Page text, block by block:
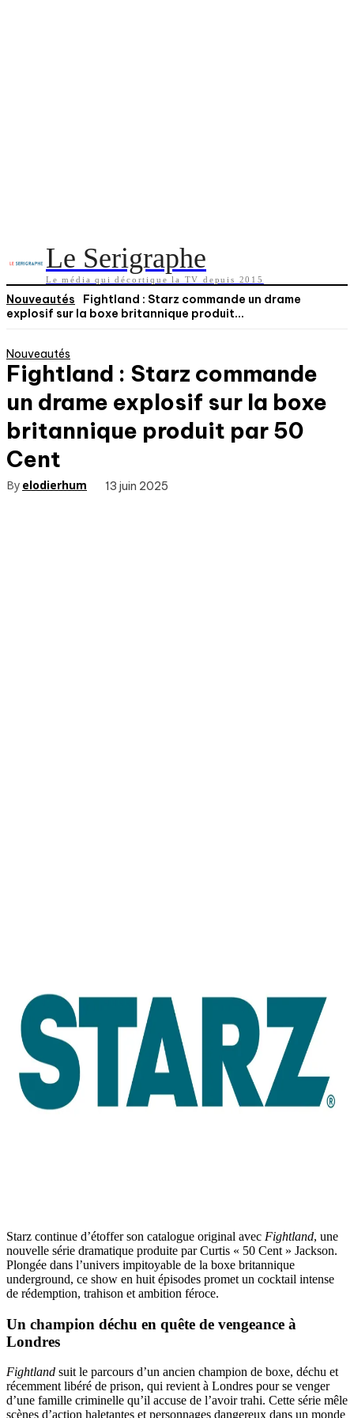
Le Serigraphe
Le média qui décortique la TV depuis 2015
Nouveautés
Fightland : Starz commande un drame
explosif sur la boxe britannique produit...
Nouveautés
Fightland : Starz commande
un drame explosif sur la boxe
britannique produit par 50
Cent
By elodierhum 13 juin 2025
Starz continue d’étoffer son catalogue original avec Fightland, une
nouvelle série dramatique produite par Curtis « 50 Cent » Jackson.
Plongée dans l’univers impitoyable de la boxe britannique
underground, ce show en huit épisodes promet un cocktail intense
de rédemption, trahison et ambition féroce.
Un champion déchu en quête de vengeance à
Londres
Fightland suit le parcours d’un ancien champion de boxe, déchu et
récemment libéré de prison, qui revient à Londres pour se venger
d’une famille criminelle qu’il accuse de l’avoir trahi. Cette série mêle
scènes d’action haletantes et personnages dangereux dans un monde